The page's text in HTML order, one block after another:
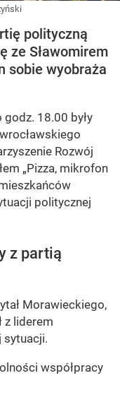
polityczną
ze Sławomirem
sobie wyobraża
18.00 były
Rozwój
„Pizza, mikrofon
politycznej
z partią
Morawieckiego,
z liderem
sytuacji.
współpracy